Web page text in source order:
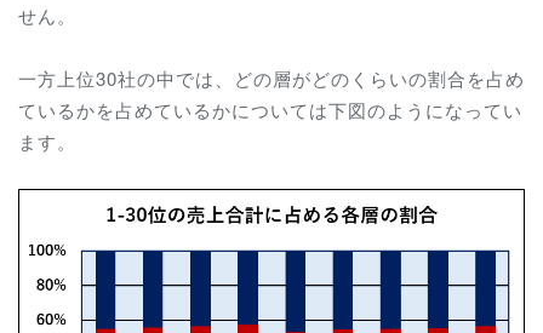
せん。
一方上位30社の中では、どの層がどのくらいの割合を占め
ているかを占めているかについては下図のようになってい
ます。